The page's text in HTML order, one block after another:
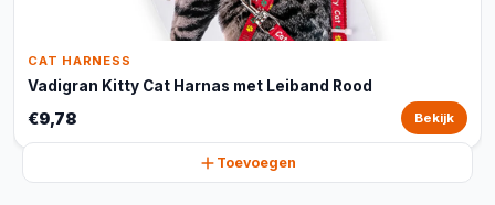
CAT HARNESS
Vadigran Kitty Cat Harnas met Leiband Rood
€9,78 Bekijk
Toevoegen